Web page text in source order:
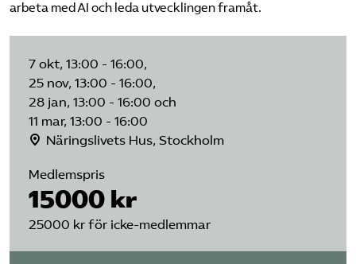
arbeta med AI och leda utvecklingen framåt.
7 okt, 13:00 - 16:00,
25 nov, 13:00 - 16:00,
28 jan, 13:00 - 16:00 och
11 mar, 13:00 - 16:00
Näringslivets Hus, Stockholm
Medlemspris
15000 kr
25000 kr för icke-medlemmar